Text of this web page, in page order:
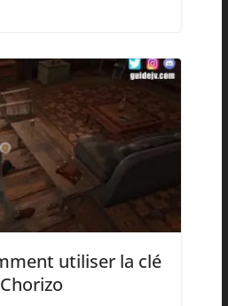
utiliser la clé